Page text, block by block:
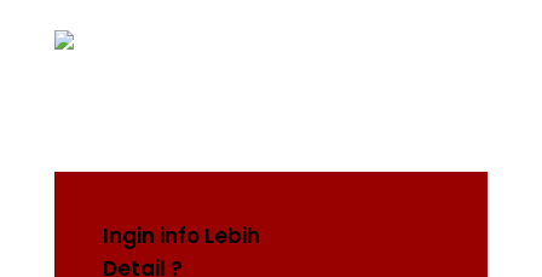
Ingin info Lebih
Detail ?